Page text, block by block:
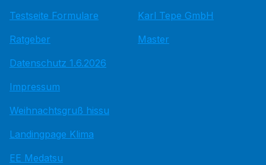
Testseite Formulare
Ratgeber
Datenschutz 1.6.2026
Impressum
Weihnachtsgruß hissu
Landingpage Klima
EE Medatsu
Karl Tepe GmbH
Master